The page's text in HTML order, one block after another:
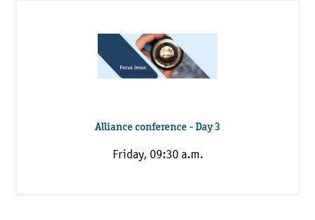
Alliance conference - Day 3
Friday, 09:30 a.m.